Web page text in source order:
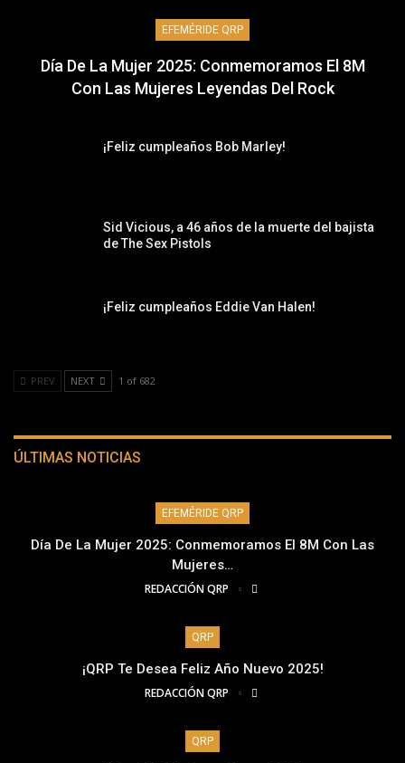
EFEMÉRIDE QRP
Día De La Mujer 2025: Conmemoramos El 8M
Con Las Mujeres Leyendas Del Rock
¡Feliz cumpleaños Bob Marley!
Sid Vicious, a 46 años de la muerte del bajista
de The Sex Pistols
¡Feliz cumpleaños Eddie Van Halen!
PREV NEXT 1 of 682
ÚLTIMAS NOTICIAS
EFEMÉRIDE QRP
Día De La Mujer 2025: Conmemoramos El 8M Con Las
Mujeres…
REDACCIÓN QRP
QRP
¡QRP Te Desea Feliz Año Nuevo 2025!
REDACCIÓN QRP
QRP